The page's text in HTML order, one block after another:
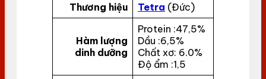
Thương hiệu
Tetra (Đức)
Hàm lượng
dinh dưỡng
Protein :47,5%
Dầu :6,5%
Chất xơ: 6.0%
Độ ẩm :1,5